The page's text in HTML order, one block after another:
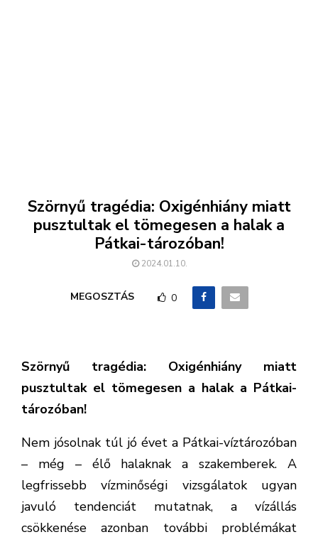
Szörnyű tragédia: Oxigénhiány miatt
pusztultak el tömegesen a halak a
Pátkai-tározóban!
2024.01.10.
MEGOSZTÁS 0
Szörnyű tragédia: Oxigénhiány miatt
pusztultak el tömegesen a halak a Pátkai-
tározóban!
Nem jósolnak túl jó évet a Pátkai-víztározóban
– még – élő halaknak a szakemberek. A
legfrissebb vízminőségi vizsgálatok ugyan
javuló tendenciát mutatnak, a vízállás
csökkenése azonban további problémákat